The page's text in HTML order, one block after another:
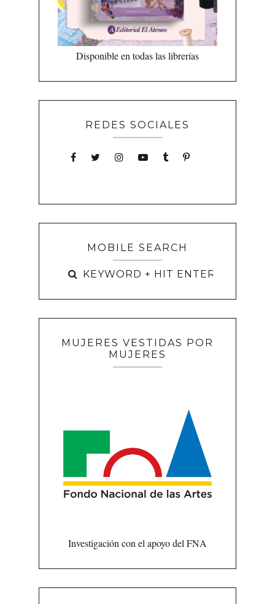
Disponible en todas las librerías
REDES SOCIALES
MOBILE SEARCH
MUJERES VESTIDAS POR
MUJERES
Investigación con el apoyo del FNA